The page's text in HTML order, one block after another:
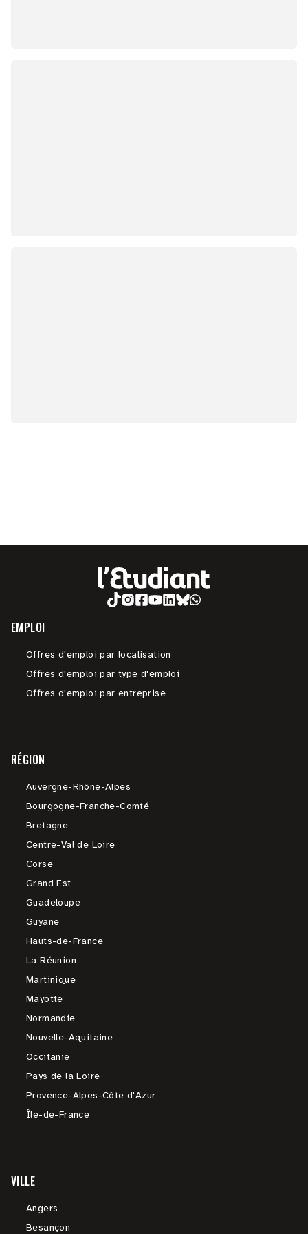
EMPLOI
Offres d'emploi par localisation
Offres d'emploi par type d'emploi
Offres d'emploi par entreprise
RÉGION
Auvergne-Rhône-Alpes
Bourgogne-Franche-Comté
Bretagne
Centre-Val de Loire
Corse
Grand Est
Guadeloupe
Guyane
Hauts-de-France
La Réunion
Martinique
Mayotte
Normandie
Nouvelle-Aquitaine
Occitanie
Pays de la Loire
Provence-Alpes-Côte d'Azur
Île-de-France
VILLE
Angers
Besançon